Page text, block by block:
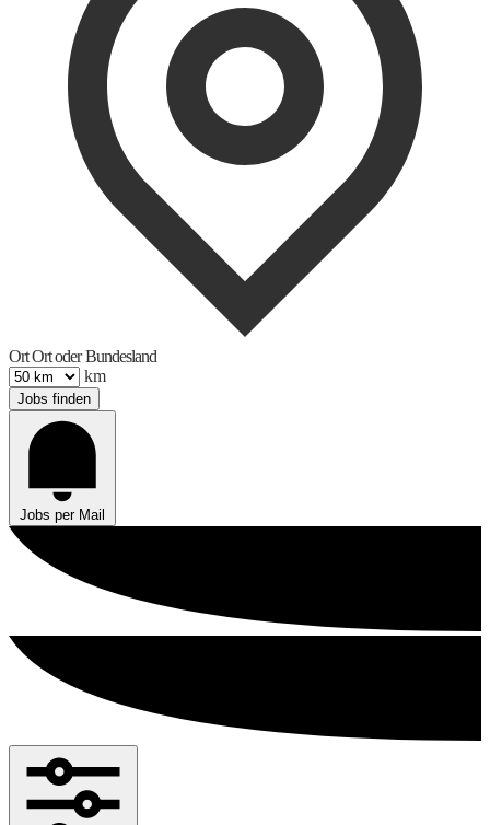
OrtOrt oder Bundesland
km
Jobs finden
Jobs per Mail